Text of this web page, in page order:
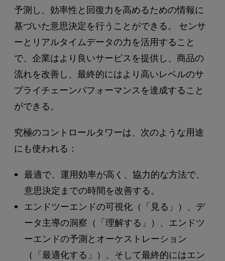
予測し、効率性と回復力を高めるための情報に
基づいた意思決定を行うことができる。 センサ
ーとリアルタイムデータの力を活用すること
で、企業はより良いサービスを提供し、商品の
流れを改善し、最終的にはより高いレベルのサ
プライチェーンパフォーマンスを達成すること
ができる。
究極のコントロールタワーは、次のような用途
にも使われる：
最適で、運用効率が高く、協力的な方法で、
意思決定までの時間を改善する。
エンドツーエンドの可視化（「見る」）、デ
ータ主導の洞察（「理解する」）、エンドツ
ーエンドの予測とオーケストレーション
（「最適化する」）、そして最終的にはエン